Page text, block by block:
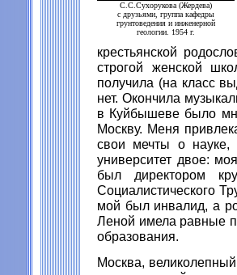
С.С.Сухорукова (Жердева)
с друзьями, группа кафедры
грунтоведения и инженерной
геологии. 1954 г.
крестьянской
строгой женской
получила (на класс
нет. Окончила
в Куйбышеве было
Москву. Меня
свои мечты о науке,
университет двое:
был директором
Социалистического
мой был инвалид, а
Леной имела равные
образования.
Москва,